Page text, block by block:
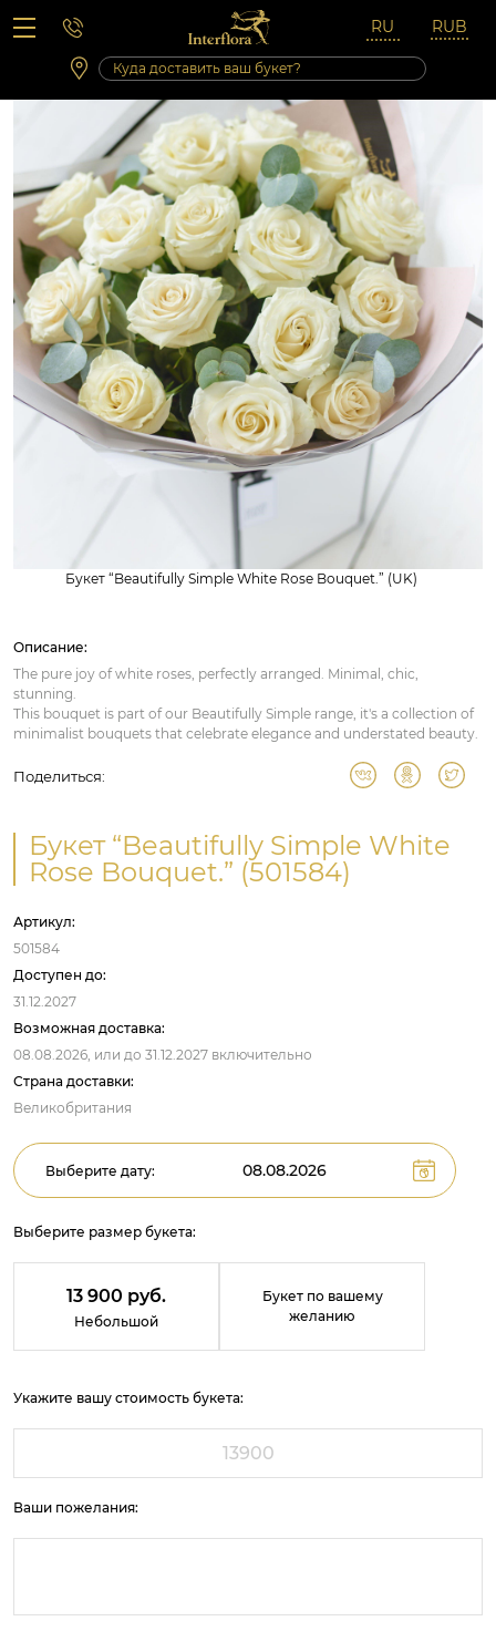
Вопросы-ответы
Сб 10:00 ‐ 14:00
Выходные и праздничные дни
Букет “Beautifully Simple White Rose Bouquet.” (UK)
Описание:
The pure joy of white roses, perfectly arranged. Minimal, chic,
stunning.
This bouquet is part of our Beautifully Simple range, it's a collection of
minimalist bouquets that celebrate elegance and understated beauty.
Поделиться:
Букет “Beautifully Simple White
Rose Bouquet.” (501584)
Артикул:
501584
Доступен до:
31.12.2027
Возможная доставка:
08.08.2026, или до 31.12.2027 включительно
Страна доставки:
Великобритания
Выберите дату:
Выберите размер букета:
13 900 руб.
Небольшой
Букет по вашему
желанию
Укажите вашу стоимость букета:
Ваши пожелания: